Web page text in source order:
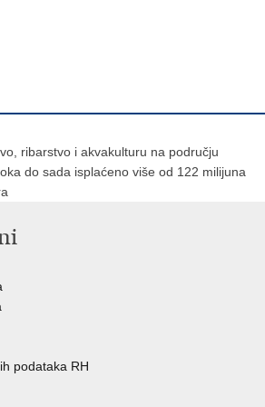
ribarstvo i akvakulturu na području
do sada isplaćeno više od 122 milijuna
podataka RH